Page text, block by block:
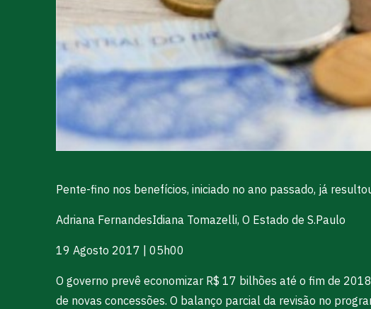
Pente-fino nos benefícios, iniciado no ano passado, já
Adriana FernandesIdiana Tomazelli, O Estado de S.Paulo
19 Agosto 2017 | 05h00
O governo prevê economizar R$ 17 bilhões até o fim de
de novas concessões. O balanço parcial da revisão no